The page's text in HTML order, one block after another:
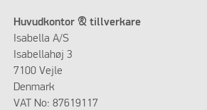
Huvudkontor & tillverkare
Isabella A/S
Isabellahøj 3
7100 Vejle
Denmark
VAT No: 87619117